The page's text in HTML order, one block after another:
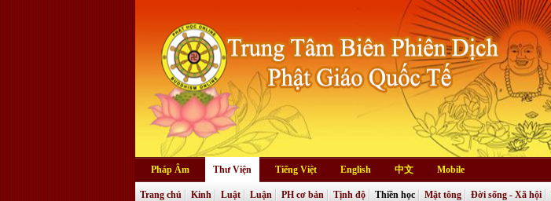
Pháp Âm Thư Viện Tiếng Việt English 中文 Mobile
Trang chủ Kinh Luật Luận PH cơ bản Tịnh độ Thiền học Mật tông Đời sống - Xã hội